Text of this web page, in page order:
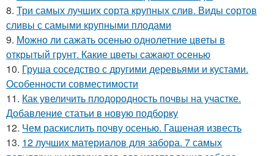
8. Три самых лучших сорта крупных слив. Виды сортов
сливы с самыми крупными плодами
9. Можно ли сажать осенью однолетние цветы в
открытый грунт. Какие цветы сажают осенью
10. Груша соседство с другими деревьями и кустами.
Особенности совместимости
11. Как увеличить плодородность почвы на участке.
Добавление статьи в новую подборку
12. Чем раскислить почву осенью. Гашеная известь
13. 12 лучших материалов для забора. 7 самых